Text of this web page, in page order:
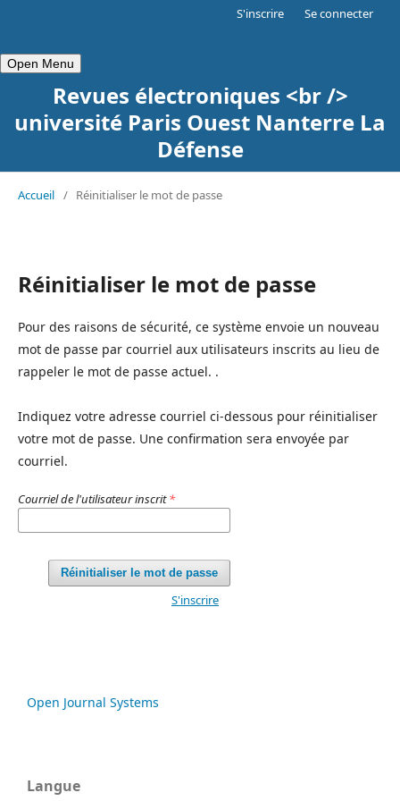
Open Menu
Revues électroniques <br />
université Paris Ouest Nanterre La
Défense
S'inscrire Se connecter
Accueil / Réinitialiser le mot de passe
Réinitialiser le mot de passe
Pour des raisons de sécurité, ce système envoie un nouveau
mot de passe par courriel aux utilisateurs inscrits au lieu de
rappeler le mot de passe actuel. .
Indiquez votre adresse courriel ci-dessous pour réinitialiser
votre mot de passe. Une confirmation sera envoyée par
courriel.
Courriel de l'utilisateur inscrit*
Réinitialiser le mot de passe
S'inscrire
Open Journal Systems
Langue